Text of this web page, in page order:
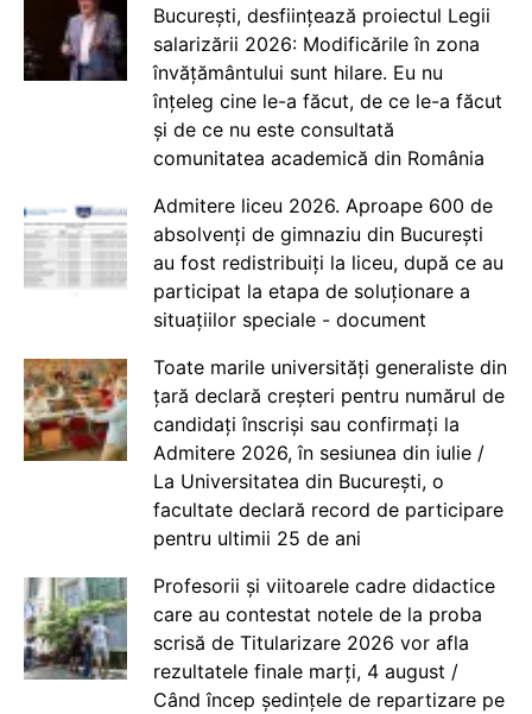
București, desființează proiectul Legii
salarizării 2026: Modificările în zona
învățământului sunt hilare. Eu nu
înțeleg cine le-a făcut, de ce le-a făcut
și de ce nu este consultată
comunitatea academică din România
Admitere liceu 2026. Aproape 600 de
absolvenți de gimnaziu din București
au fost redistribuiți la liceu, după ce au
participat la etapa de soluționare a
situațiilor speciale - document
Toate marile universități generaliste din
țară declară creșteri pentru numărul de
candidați înscriși sau confirmați la
Admitere 2026, în sesiunea din iulie /
La Universitatea din București, o
facultate declară record de participare
pentru ultimii 25 de ani
Profesorii și viitoarele cadre didactice
care au contestat notele de la proba
scrisă de Titularizare 2026 vor afla
rezultatele finale marți, 4 august /
Când încep ședințele de repartizare pe